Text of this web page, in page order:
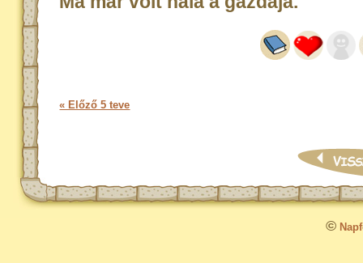
« Előző 5 teve
©